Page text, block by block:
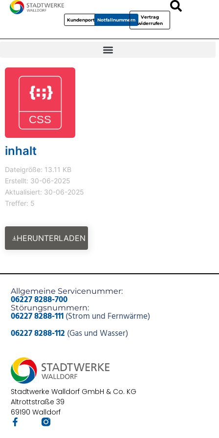
KundenportalNotfallnummern
Vertrag
widerrufen
inhalt
Dateigröße: 13.11 KB
Erstellt: 30-06-2025
Aktualisiert: 30-06-2025
Treffer: 5
HERUNTERLADEN
Stadtwerke Walldorf GmbH & Co. KG
Altrottstraße 39
69190 Walldorf
Allgemeine Servicenummer:
06227 8288-700
Störungsnummern:
06227 8288-111(Strom und Fernwärme)
06227 8288-112 (Gas und Wasser)